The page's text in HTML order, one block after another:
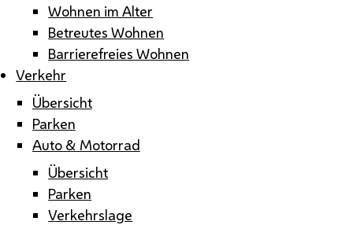
Wohnen im Alter
Betreutes Wohnen
Barrierefreies Wohnen
Verkehr
Übersicht
Parken
Auto & Motorrad
Übersicht
Parken
Verkehrslage